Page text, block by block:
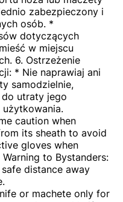
zabezpieczony i
osób. *
dotyczących
w miejscu
6. Ostrzeżenie
* Nie naprawiaj ani
samodzielnie,
utraty jego
użytkowania.
caution when
its sheath to avoid
gloves when
to Bystanders:
distance away
or machete only for